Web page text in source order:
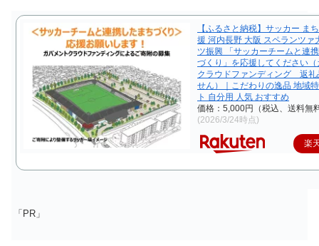
【ふるさと納税】サッカー ま
援 河内長野 大阪 スペランツァ
ツ振興 「サッカーチームと連
づくり」を応援してください
クラウドファンディング 返礼
せん）｜こだわりの逸品 地域
ト 自分用 人気 おすすめ
価格：5,000円（税込、送料無
(2026/3/24時点)
楽
「PR」